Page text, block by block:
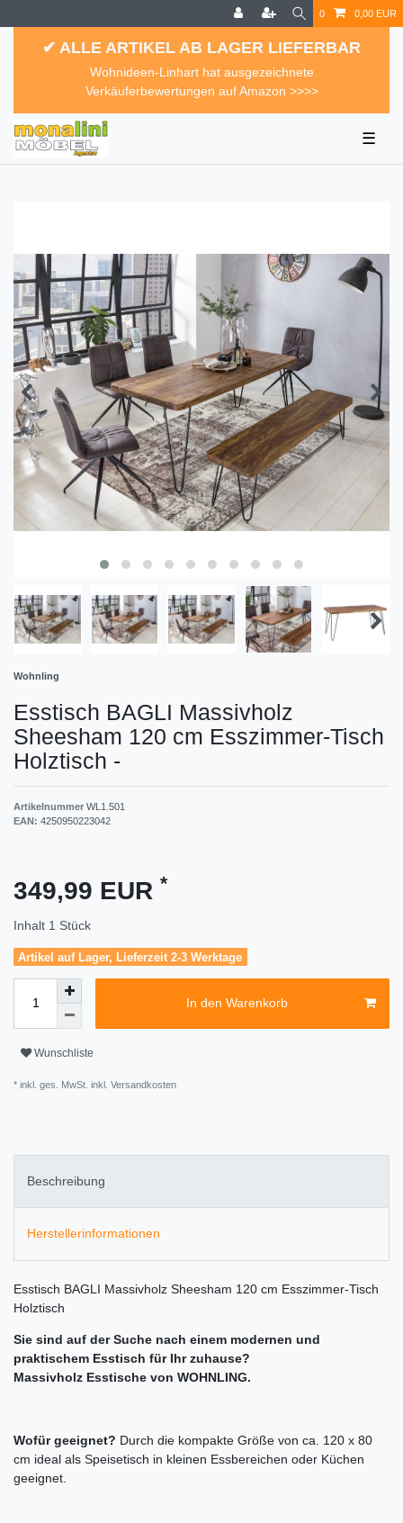
0 0,00 EUR
✔ ALLE ARTIKEL AB LAGER LIEFERBAR
Wohnideen-Linhart hat ausgezeichnete
Verkäuferbewertungen auf Amazon >>>>
☰
Wohnling
Esstisch BAGLI Massivholz
Sheesham 120 cm Esszimmer-Tisch
Holztisch -
Artikelnummer WL1.501
EAN: 4250950223042
349,99 EUR *
Inhalt 1 Stück
Artikel auf Lager, Lieferzeit 2-3 Werktage
In den Warenkorb
Wunschliste
* inkl. ges. MwSt. inkl. Versandkosten
Beschreibung
Herstellerinformationen
Esstisch BAGLI Massivholz Sheesham 120 cm Esszimmer-Tisch
Holztisch
Sie sind auf der Suche nach einem modernen und
praktischem Esstisch für Ihr zuhause?
Massivholz Esstische von WOHNLING.
Wofür geeignet? Durch die kompakte Größe von ca. 120 x 80
cm ideal als Speisetisch in kleinen Essbereichen oder Küchen
geeignet.